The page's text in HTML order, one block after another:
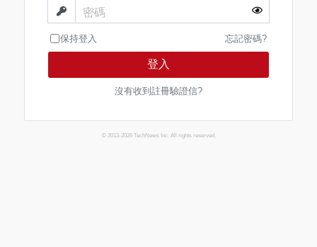
密碼
保持登入 忘記密碼?
登入
沒有收到註冊驗證信?
© 2013-2026 TechNews Inc. All rights reserved.